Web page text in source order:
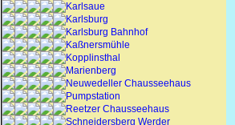
Karlsaue
Karlsburg
Karlsburg Bahnhof
Kaßnersmühle
Kopplinsthal
Marienberg
Neuwedeller Chausseehaus
Pumpstation
Reetzer Chausseehaus
Schneidersberg Werder